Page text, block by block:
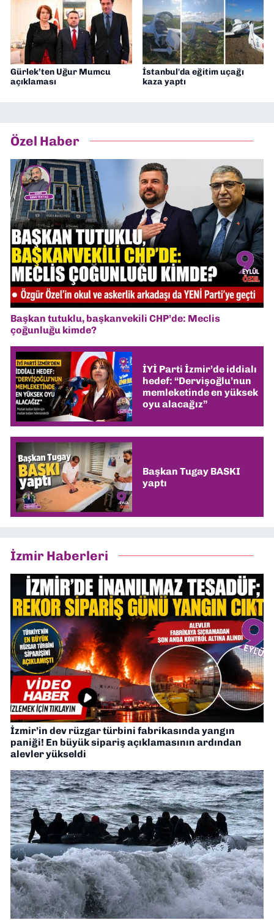
Gürlek’ten Uğur Mumcu
açıklaması
İstanbul'da eğitim uçağı
kaza yaptı
Özel Haber
Başkan tutuklu, başkanvekili CHP’de: Meclis
çoğunluğu kimde?
İYİ Parti İzmir’de iddialı
hedef: “Dervişoğlu’nun
memleketinde en yüksek
oyu alacağız”
Başkan Tugay BASKI
yaptı
İzmir Haberleri
İzmir’in dev rüzgar türbini fabrikasında yangın
paniği! En büyük sipariş açıklamasının ardından
alevler yükseldi